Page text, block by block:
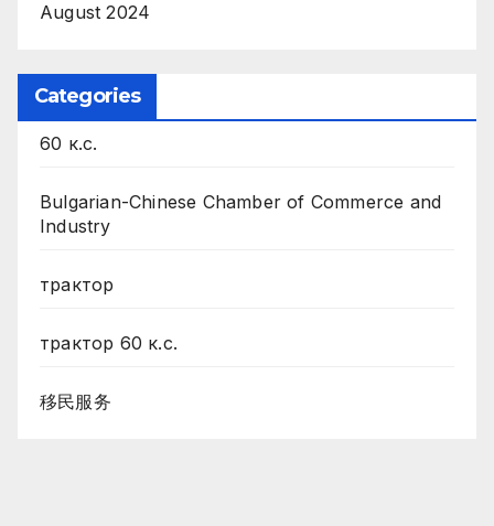
August 2024
Categories
60 к.с.
Bulgarian-Chinese Chamber of Commerce and
Industry
трактор
трактор 60 к.с.
移民服务